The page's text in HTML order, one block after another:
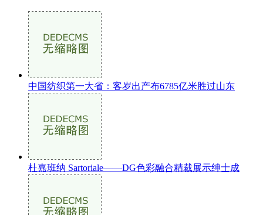
中国纺织第一大省：客岁出产布6785亿米胜过山东
杜嘉班纳 Sartoriale——DG色彩融合精裁展示绅士成